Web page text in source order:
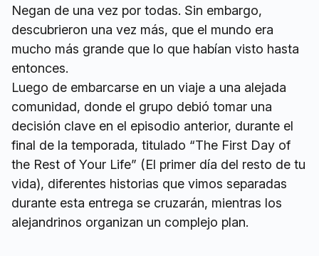
Negan de una vez por todas. Sin embargo,
descubrieron una vez más, que el mundo era
mucho más grande que lo que habían visto hasta
entonces.
Luego de embarcarse en un viaje a una alejada
comunidad, donde el grupo debió tomar una
decisión clave en el episodio anterior, durante el
final de la temporada, titulado “The First Day of
the Rest of Your Life” (El primer día del resto de tu
vida), diferentes historias que vimos separadas
durante esta entrega se cruzarán, mientras los
alejandrinos organizan un complejo plan.